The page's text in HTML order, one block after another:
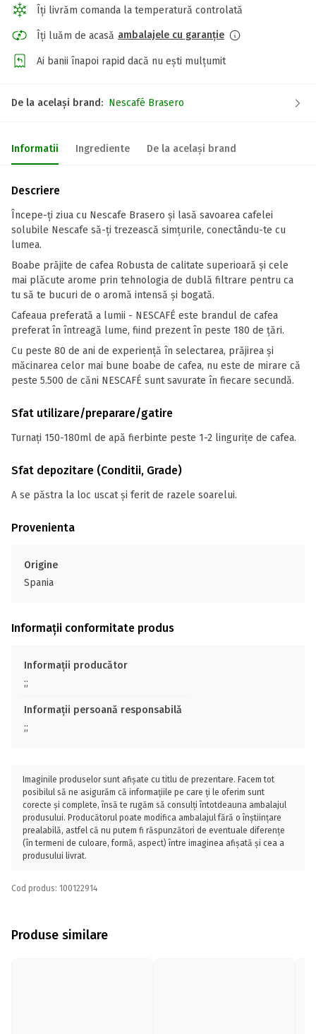
Îți livrăm comanda la temperatură controlată
Îți luăm de acasă ambalajele cu garanție
Ai banii înapoi rapid dacă nu ești mulțumit
De la același brand: Nescafé Brasero
Informatii Ingrediente De la același brand
Descriere
Începe-ți ziua cu Nescafe Brasero și lasă savoarea cafelei
solubile Nescafe să-ți trezească simțurile, conectându-te cu
lumea.
Boabe prăjite de cafea Robusta de calitate superioară și cele
mai plăcute arome prin tehnologia de dublă filtrare pentru ca
tu să te bucuri de o aromă intensă și bogată.
Cafeaua preferată a lumii - NESCAFÉ este brandul de cafea
preferat în întreagă lume, fiind prezent în peste 180 de țări.
Cu peste 80 de ani de experiență în selectarea, prăjirea și
măcinarea celor mai bune boabe de cafea, nu este de mirare că
peste 5.500 de căni NESCAFÉ sunt savurate în fiecare secundă.
Sfat utilizare/preparare/gatire
Turnați 150-180ml de apă fierbinte peste 1-2 lingurițe de cafea.
Sfat depozitare (Conditii, Grade)
A se păstra la loc uscat și ferit de razele soarelui.
Provenienta
Origine
Spania
Informații conformitate produs
Informații producător
;;
Informații persoană responsabilă
;;
Imaginile produselor sunt afișate cu titlu de prezentare. Facem tot
posibilul să ne asigurăm că informațiile pe care ți le oferim sunt
corecte și complete, însă te rugăm să consulți întotdeauna ambalajul
produsului. Producătorul poate modifica ambalajul fără o înștiințare
prealabilă, astfel că nu putem fi răspunzători de eventuale diferențe
(în termeni de culoare, formă, aspect) între imaginea afișată și cea a
produsului livrat.
Cod produs: 100122914
Produse similare